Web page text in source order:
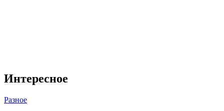
Интересное
Разное